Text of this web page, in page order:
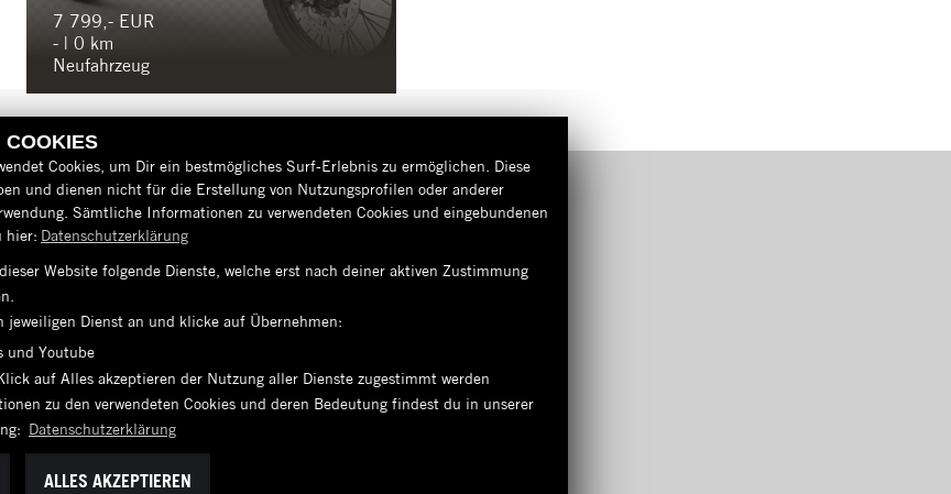
7 799,- EUR
- | 0 km
Neufahrzeug
IMPRESSUM
DATENSCHUTZ
COOKIES
Cookies, um Dir ein bestmögliches Surf-Erlebnis zu ermöglichen. Diese
und dienen nicht für die Erstellung von Nutzungsprofilen oder anderer
Sämtliche Informationen zu verwendeten Cookies und eingebundenen
hier: Datenschutzerklärung
Website folgende Dienste, welche erst nach deiner aktiven Zustimmung
jeweiligen Dienst an und klicke auf Übernehmen:
und Youtube
auf Alles akzeptieren der Nutzung aller Dienste zugestimmt werden
zu den verwendeten Cookies und deren Bedeutung findest du in unserer
Datenschutzerklärung
ALLES AKZEPTIEREN